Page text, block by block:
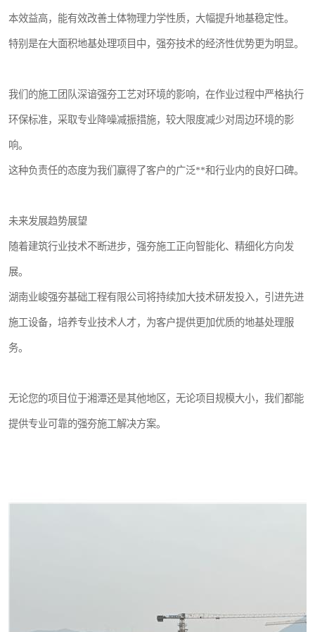
本效益高，能有效改善土体物理力学性质，大幅提升地基稳定性。
特别是在大面积地基处理项目中，强夯技术的经济性优势更为明显。
我们的施工团队深谙强夯工艺对环境的影响，在作业过程中严格执行
环保标准，采取专业降噪减振措施，较大限度减少对周边环境的影
响。
这种负责任的态度为我们赢得了客户的广泛**和行业内的良好口碑。
未来发展趋势展望
随着建筑行业技术不断进步，强夯施工正向智能化、精细化方向发
展。
湖南业峻强夯基础工程有限公司将持续加大技术研发投入，引进先进
施工设备，培养专业技术人才，为客户提供更加优质的地基处理服
务。
无论您的项目位于湘潭还是其他地区，无论项目规模大小，我们都能
提供专业可靠的强夯施工解决方案。